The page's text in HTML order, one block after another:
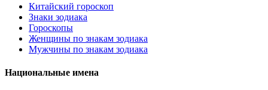
Китайский гороскоп
Знаки зодиака
Гороскопы
Женщины по знакам зодиака
Мужчины по знакам зодиака
Национальные имена